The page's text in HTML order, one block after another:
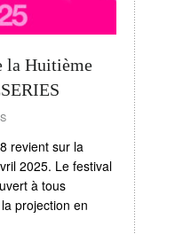
la Huitième
revient sur la
2025. Le festival
à tous
projection en